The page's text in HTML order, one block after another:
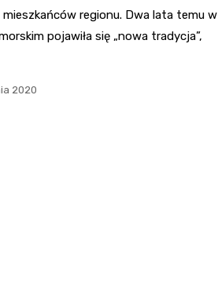
Most im. Bronisława
Malinowskiego
regionu. Dwa lata temu w
pojawiła się „nowa tradycja”,
2020